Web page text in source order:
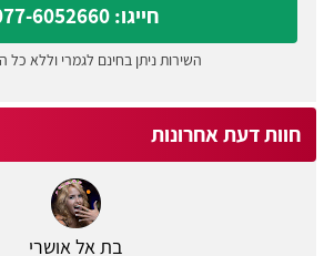
חייגו: 077-6052660
השירות ניתן בחינם לגמרי וללא כל
חוות דעת אחרונות
בת אל אושרי